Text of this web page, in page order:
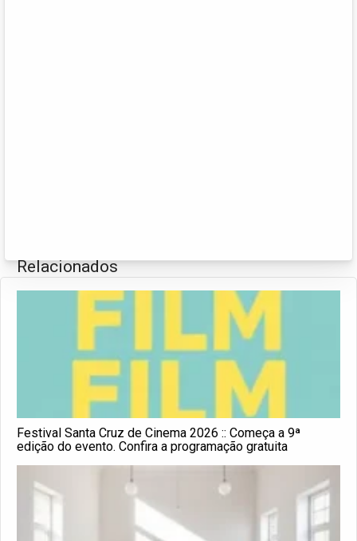
Relacionados
Festival Santa Cruz de Cinema 2026 :: Começa a 9ª
edição do evento. Confira a programação gratuita